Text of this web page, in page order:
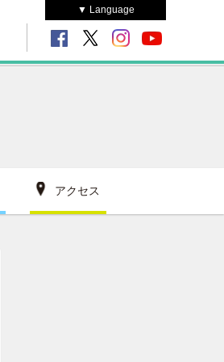
▼ Language
アクセス